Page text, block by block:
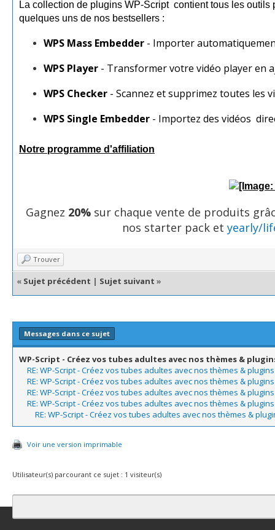
La collection de plugins WP-Script contient tous les
quelques uns de nos bestsellers :
WPS Mass Embedder - Importer
WPS Player - Transformer votre vidéo player en
WPS Checker - Scannez et supprimez toutes les
WPS Single Embedder - Importez des vidéos
Notre programme d'affiliation
Gagnez 20% sur chaque vente de produits
nos starter pack et yearly/
Trouver
« Sujet précédent | Sujet suivant »
Messages dans ce sujet
WP-Script - Créez vos tubes adultes avec nos thèmes &
RE: WP-Script - Créez vos tubes adultes avec nos thèmes &
RE: WP-Script - Créez vos tubes adultes avec nos thèmes &
RE: WP-Script - Créez vos tubes adultes avec nos thèmes &
RE: WP-Script - Créez vos tubes adultes avec nos thèmes &
RE: WP-Script - Créez vos tubes adultes avec nos thèmes &
Voir une version imprimable
Utilisateur(s) parcourant ce sujet : 1 visiteur(s)
Contact Club Affiliation Retourner en haut Version bas-débit